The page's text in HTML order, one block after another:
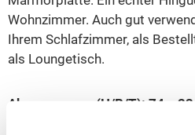
Wohnzimmer. Auch gut
Ihrem Schlafzimmer, als
als Loungetisch.
Abmessungen(H/B/T): 74 x 23